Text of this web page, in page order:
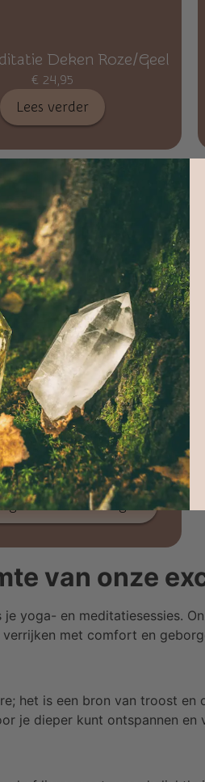
Deken Roze/Geel
€ 24,95
Lees verder
Verpakking Optie B
€ 1,50
aan winkelwagen
van onze
yoga- en meditatiesessies.
met comfort en
het is een bron van troost
je dieper kunt ontspannen